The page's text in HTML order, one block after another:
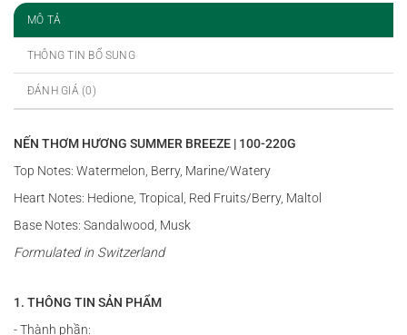
MÔ TẢ
THÔNG TIN BỔ SUNG
ĐÁNH GIÁ (0)
NẾN THƠM HƯƠNG SUMMER BREEZE | 100-220G
Top Notes: Watermelon, Berry, Marine/Watery
Heart Notes: Hedione, Tropical, Red Fruits/Berry, Maltol
Base Notes: Sandalwood, Musk
Formulated in Switzerland
1. THÔNG TIN SẢN PHẨM
- Thành phần: